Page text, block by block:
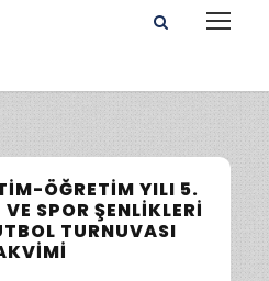
ÖĞRETIM YILI 5.
SPOR ŞENLIKLERI
TURNUVASI